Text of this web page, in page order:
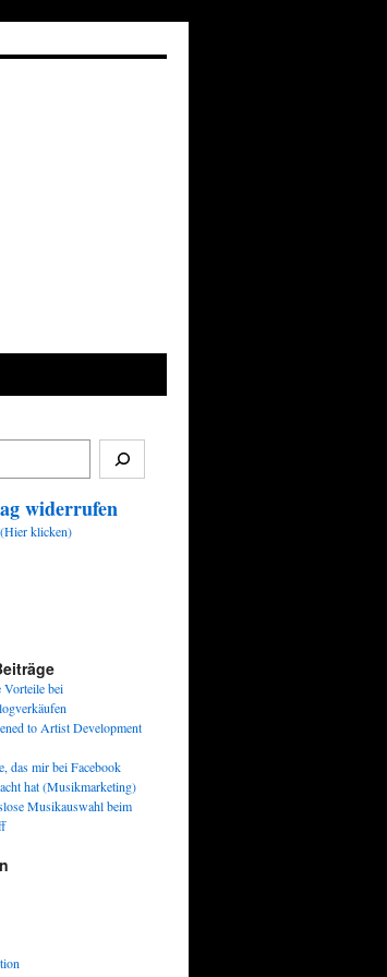
widerrufen
(Hier klicken)
Vorteile bei
to Artist Development
das mir bei Facebook
hat (Musikmarketing)
Musikauswahl beim